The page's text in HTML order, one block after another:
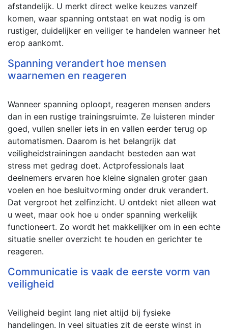
afstandelijk. U merkt direct welke keuzes vanzelf
komen, waar spanning ontstaat en wat nodig is om
rustiger, duidelijker en veiliger te handelen wanneer het
erop aankomt.
Spanning verandert hoe mensen
waarnemen en reageren
Wanneer spanning oploopt, reageren mensen anders
dan in een rustige trainingsruimte. Ze luisteren minder
goed, vullen sneller iets in en vallen eerder terug op
automatismen. Daarom is het belangrijk dat
veiligheidstrainingen aandacht besteden aan wat
stress met gedrag doet. Actprofessionals laat
deelnemers ervaren hoe kleine signalen groter gaan
voelen en hoe besluitvorming onder druk verandert.
Dat vergroot het zelfinzicht. U ontdekt niet alleen wat
u weet, maar ook hoe u onder spanning werkelijk
functioneert. Zo wordt het makkelijker om in een echte
situatie sneller overzicht te houden en gerichter te
reageren.
Communicatie is vaak de eerste vorm van
veiligheid
Veiligheid begint lang niet altijd bij fysieke
handelingen. In veel situaties zit de eerste winst in